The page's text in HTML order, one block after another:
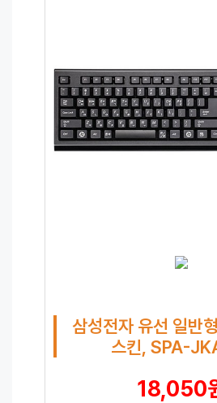
삼성전자 유선 일반
스킨, SPA-
18,050